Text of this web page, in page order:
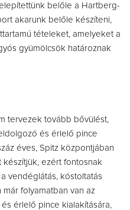
belőle a Hartberg-
akarunk belőle készíteni,
tételeket, amelyeket a
gyümölcsök határoznak
tervezek tovább bővülést,
és érlelő pince
éves, Spitz központjában
ezért fontosnak
vendéglátás, kóstoltatás
folyamatban van az
érlelő pince kialakítására,